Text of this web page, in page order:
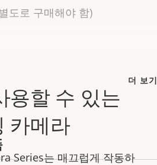
더 보기
도로 구매해야 함)
용할 수 있는
카메라
Series는 매끄럽게 작동하